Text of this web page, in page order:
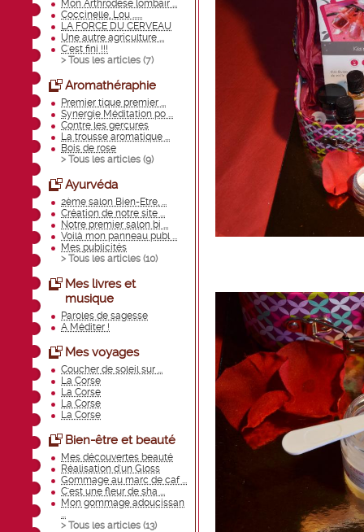
Mon Arthrodèse lombair ...
Coccinelle, Lou ......
LA FORCE DU CERVEAU
Une autre agriculture ...
C'est fini !!!
> Tous les articles (7)
Aromathéraphie
Premier tique premier ...
Synergie Méditation po ...
Contre les gerçures
La trousse aromatique ...
Bois de rose
> Tous les articles (9)
Ayurvéda
2ème salon Bien-Etre, ...
Création de notre site ...
Notre premier salon bi ...
Voilà mon panneau publ ...
Mes publicités
> Tous les articles (10)
Mes livres et
musique
Paroles de sagesse
A Méditer !
Mes voyages
Coucher de soleil sur ...
La Corse
La Corse
La Corse
La Corse
Bien-être et beauté
Mes découvertes beauté
Réalisation d'un Gloss
Gommage au marc de caf ...
C'est une fleur de sha ...
Mon gommage adoucissan
...
> Tous les articles (13)